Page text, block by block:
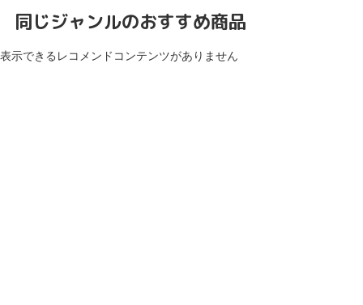
同じジャンルのおすすめ商品
表示できるレコメンドコンテンツがありません